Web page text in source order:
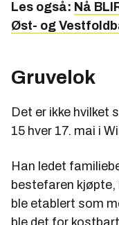
Les også: Nå
Øst- og
Gruvelok
Det er ikke hvilket
15 hver 17. mai i
Han ledet
bestefaren kjøpte,
ble etablert som
ble det for